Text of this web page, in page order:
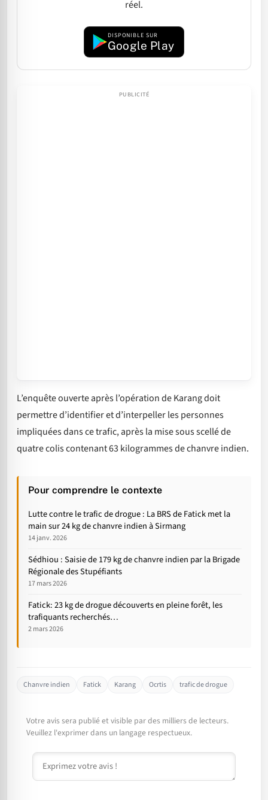
réel.
DISPONIBLE SUR
Google Play
L’enquête ouverte après l’opération de Karang doit
permettre d’identifier et d’interpeller les personnes
impliquées dans ce trafic, après la mise sous scellé de
quatre colis contenant 63 kilogrammes de chanvre indien.
Pour comprendre le contexte
Lutte contre le trafic de drogue : La BRS de Fatick met la
main sur 24 kg de chanvre indien à Sirmang
14 janv. 2026
Sédhiou : Saisie de 179 kg de chanvre indien par la Brigade
Régionale des Stupéfiants
17 mars 2026
Fatick: 23 kg de drogue découverts en pleine forêt, les
trafiquants recherchés…
2 mars 2026
Chanvre indien Fatick Karang Ocrtis trafic de drogue
Votre avis sera publié et visible par des milliers de lecteurs.
Veuillez l'exprimer dans un langage respectueux.
Commentaire